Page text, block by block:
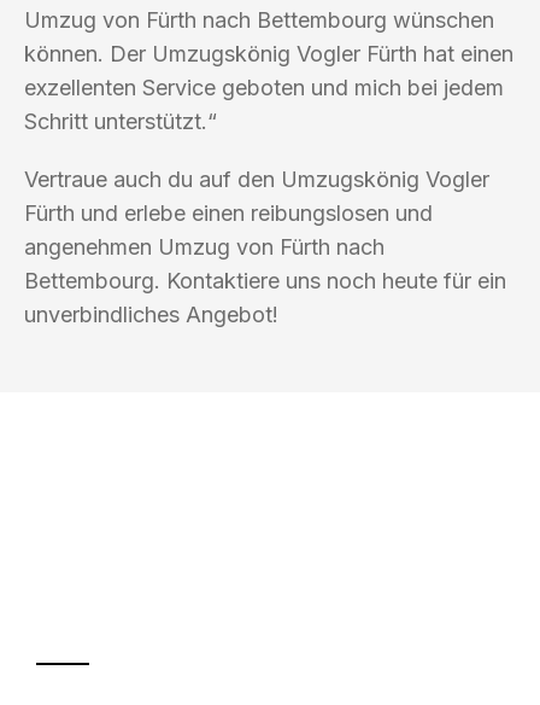
Umzug von Fürth nach Bettembourg wünschen
können. Der Umzugskönig Vogler Fürth hat einen
exzellenten Service geboten und mich bei jedem
Schritt unterstützt.“
Vertraue auch du auf den Umzugskönig Vogler
Fürth und erlebe einen reibungslosen und
angenehmen Umzug von Fürth nach
Bettembourg. Kontaktiere uns noch heute für ein
unverbindliches Angebot!